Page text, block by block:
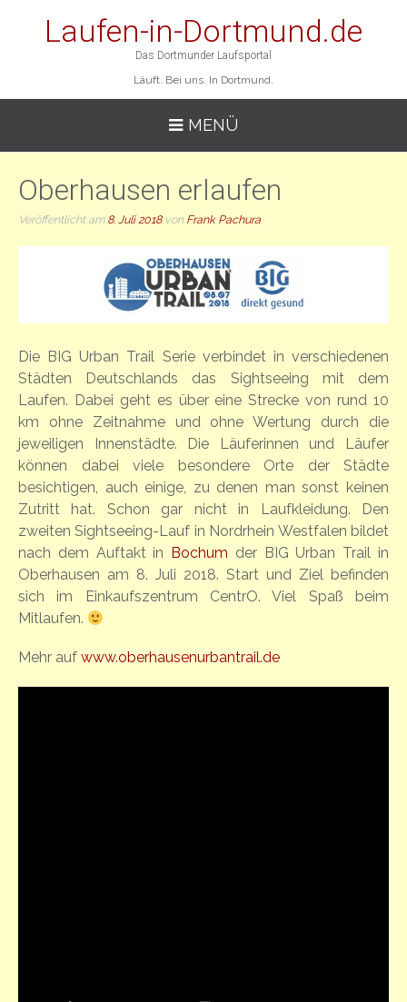
Laufen-in-Dortmund.de
Das Dortmunder Laufsportal
Läuft. Bei uns. In Dortmund.
MENÜ
Oberhausen erlaufen
Veröffentlicht am 8. Juli 2018von Frank Pachura
Die BIG Urban Trail Serie verbindet in verschiedenen
Städten Deutschlands das Sightseeing mit dem
Laufen. Dabei geht es über eine Strecke von rund 10
km ohne Zeitnahme und ohne Wertung durch die
jeweiligen Innenstädte. Die Läuferinnen und Läufer
können dabei viele besondere Orte der Städte
besichtigen, auch einige, zu denen man sonst keinen
Zutritt hat. Schon gar nicht in Laufkleidung. Den
zweiten Sightseeing-Lauf in Nordrhein Westfalen bildet
nach dem Auftakt in Bochum der BIG Urban Trail in
Oberhausen am 8. Juli 2018. Start und Ziel befinden
sich im Einkaufszentrum CentrO. Viel Spaß beim
Mitlaufen.
Mehr auf www.oberhausenurbantrail.de